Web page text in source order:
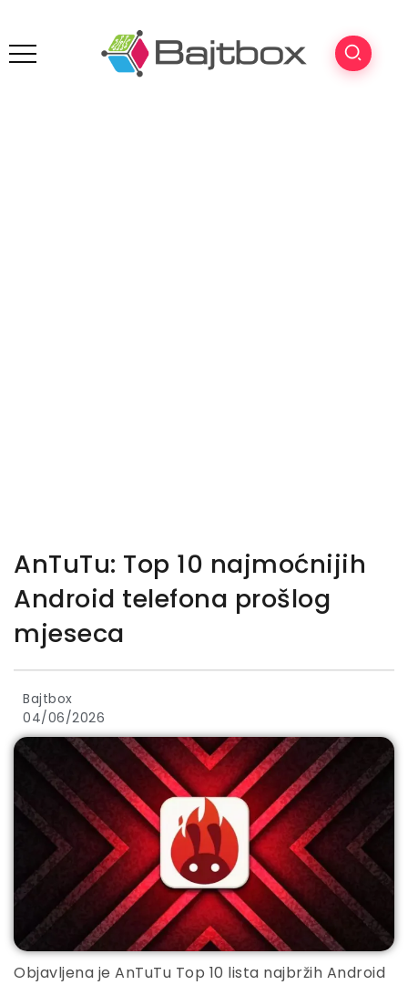
AnTuTu: Top 10 najmoćnijih
Android telefona prošlog
mjeseca
Bajtbox
04/06/2026
Objavljena je AnTuTu Top 10 lista najbržih Android